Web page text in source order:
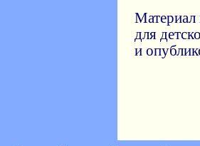
Материал
для
и